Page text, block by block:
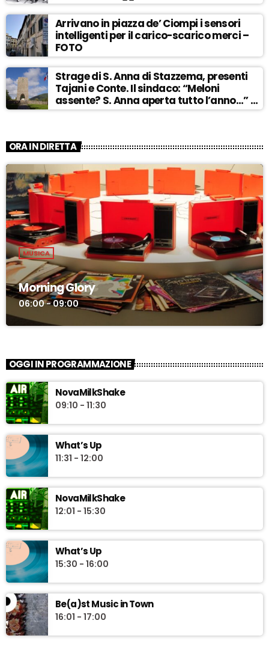
Arrivano in piazza de’ Ciompi i sensori
intelligenti per il carico-scarico merci –
FOTO
Strage di S. Anna di Stazzema, presenti
Tajani e Conte. Il sindaco: “Meloni
assente? S. Anna aperta tutto l’anno…” –
ASCOLTA
ORA IN DIRETTA
MUSICA
Morning Glory
06:00 - 09:00
OGGI IN PROGRAMMAZIONE
NovaMilkShake
09:10 - 11:30
What’s Up
11:31 - 12:00
NovaMilkShake
12:01 - 15:30
What’s Up
15:30 - 16:00
Be(a)st Music in Town
16:01 - 17:00